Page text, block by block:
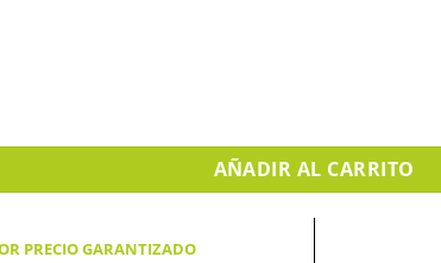
30W 54V max 10-100-1000Mbit. UTP7201GE-
AÑADIR AL CARRITO
PRECIO GARANTIZADO